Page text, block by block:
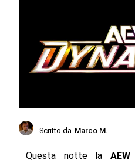
Scritto da Marco M.
Questa notte laAEW